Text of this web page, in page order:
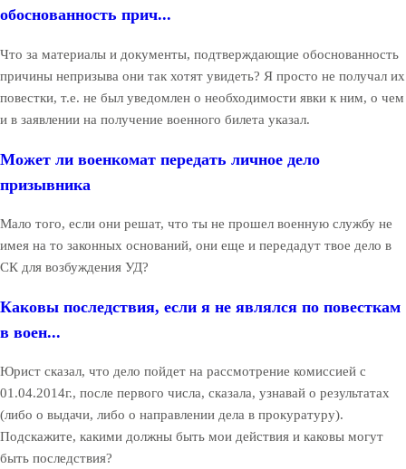
обоснованность прич...
Что за материалы и документы, подтверждающие обоснованность
причины непризыва они так хотят увидеть? Я просто не получал их
повестки, т.е. не был уведомлен о необходимости явки к ним, о чем
и в заявлении на получение военного билета указал.
Может ли военкомат передать личное дело
призывника
Мало того, если они решат, что ты не прошел военную службу не
имея на то законных оснований, они еще и передадут твое дело в
СК для возбуждения УД?
Каковы последствия, если я не являлся по повесткам
в воен...
Юрист сказал, что дело пойдет на рассмотрение комиссией с
01.04.2014г., после первого числа, сказала, узнавай о результатах
(либо о выдачи, либо о направлении дела в прокуратуру).
Подскажите, какими должны быть мои действия и каковы могут
быть последствия?